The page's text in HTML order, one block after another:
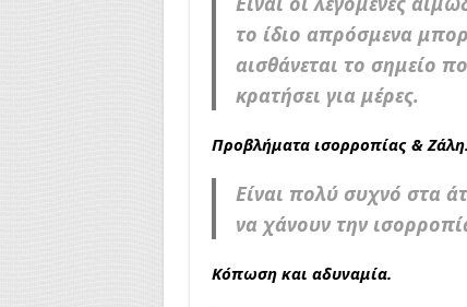
το ίδιο απρόσμενα
αισθάνεται το σημείο
κρατήσει για μέρες.
Προβλήματα ισορροπίας & Ζάλη.
Είναι πολύ συχνό στα
να χάνουν την
Κόπωση και αδυναμία.